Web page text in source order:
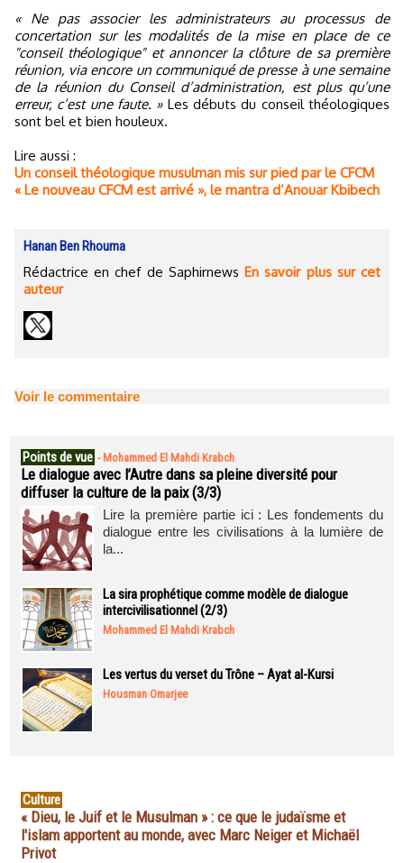
« Ne pas associer les administrateurs au processus de
concertation sur les modalités de la mise en place de ce
"conseil théologique" et annoncer la clôture de sa première
réunion, via encore un communiqué de presse à une semaine
de la réunion du Conseil d’administration, est plus qu’une
erreur, c’est une faute. »Les débuts du conseil théologiques
sont bel et bien houleux.
Lire aussi :
Un conseil théologique musulman mis sur pied par le CFCM
« Le nouveau CFCM est arrivé », le mantra d’Anouar Kbibech
Hanan Ben Rhouma
Rédactrice en chef de SaphirnewsEn savoir plus sur cet
auteur
Voir le commentaire
Points de vue - Mohammed El Mahdi Krabch
Le dialogue avec l’Autre dans sa pleine diversité pour
diffuser la culture de la paix (3/3)
Lire la première partie ici : Les fondements du
dialogue entre les civilisations à la lumière de
la...
La sira prophétique comme modèle de dialogue
intercivilisationnel (2/3)
Mohammed El Mahdi Krabch
Les vertus du verset du Trône – Ayat al-Kursi
Housman Omarjee
Culture
« Dieu, le Juif et le Musulman » : ce que le judaïsme et
l'islam apportent au monde, avec Marc Neiger et Michaël
Privot